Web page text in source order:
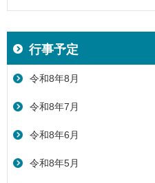
行事予定
令和8年8月
令和8年7月
令和8年6月
令和8年5月